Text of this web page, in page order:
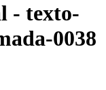
- texto-
0038